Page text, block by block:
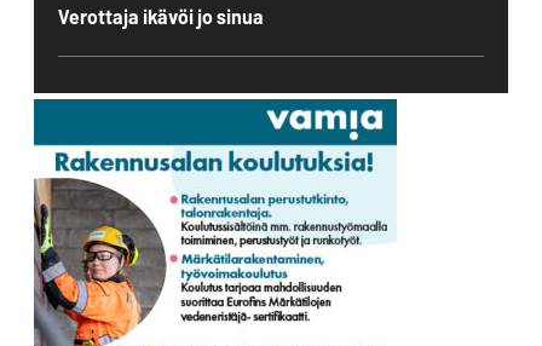
Verottaja ikävöi jo sinua